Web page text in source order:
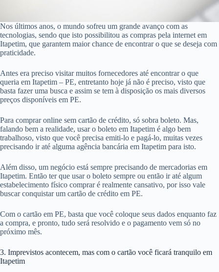
Nos últimos anos, o mundo sofreu um grande avanço com as
tecnologias, sendo que isto possibilitou as compras pela internet em
Itapetim, que garantem maior chance de encontrar o que se deseja com
praticidade.
Antes era preciso visitar muitos fornecedores até encontrar o que
queria em Itapetim – PE, entretanto hoje já não é preciso, visto que
basta fazer uma busca e assim se tem à disposição os mais diversos
preços disponíveis em PE.
Para comprar online sem cartão de crédito, só sobra boleto. Mas,
falando bem a realidade, usar o boleto em Itapetim é algo bem
trabalhoso, visto que você precisa emiti-lo e pagá-lo, muitas vezes
precisando ir até alguma agência bancária em Itapetim para isto.
Além disso, um negócio está sempre precisando de mercadorias em
Itapetim. Então ter que usar o boleto sempre ou então ir até algum
estabelecimento físico comprar é realmente cansativo, por isso vale
buscar conquistar um cartão de crédito em PE.
Com o cartão em PE, basta que você coloque seus dados enquanto faz
a compra, e pronto, tudo será resolvido e o pagamento vem só no
próximo mês.
3. Imprevistos acontecem, mas com o cartão você ficará tranquilo em
Itapetim